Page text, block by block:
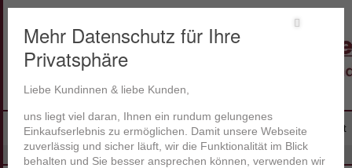
Mehr Datenschutz für Ihre
Privatsphäre
Liebe Kundinnen & liebe Kunden,
uns liegt viel daran, Ihnen ein rundum gelungenes
Einkaufserlebnis zu ermöglichen. Damit unsere Webseite
zuverlässig und sicher läuft, wir die Funktionalität im Blick
behalten und Sie besser ansprechen können, verwenden wir
Hauptmenü
Zum Inhalt wechseln
Zum sekundären Inhalt wechseln
Startseite Produkte Ihr Warenkorb Anmelden Kontakt
Home » Schreibgeräte » Kugelschreiber